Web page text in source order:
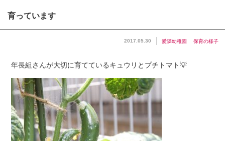
育っています
2017.05.30 愛隣幼稚園 保育の様子
年長組さんが大切に育てているキュウリとプチトマト💡